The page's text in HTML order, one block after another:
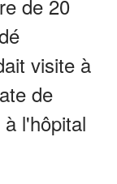
de 20
visite à
de
l'hôpital